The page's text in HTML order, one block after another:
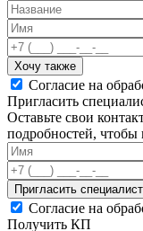
Хочу также
Согласие на
Пригласить
Оставьте свои
подробностей, чтобы
Пригласить
Согласие на
Получить КП